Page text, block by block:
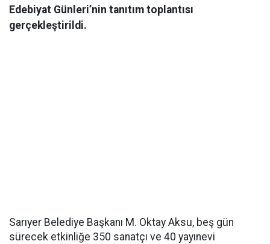
Edebiyat Günleri’nin tanıtım toplantısı
gerçekleştirildi.
Sarıyer Belediye Başkanı M. Oktay Aksu, beş gün
sürecek etkinliğe 350 sanatçı ve 40 yayınevi